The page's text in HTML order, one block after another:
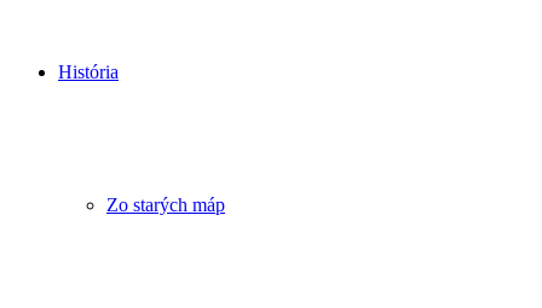
História
Zo starých máp